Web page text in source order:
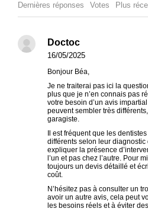
Dernières réponses Votes Plus
Doctoc
16/05/2025
Bonjour Béa,
Je ne traiterai pas ici la
plus que je n’en connais pas
votre besoin d’un avis
peuvent sembler très
garagiste.
Il est fréquent que les
différents selon leur
expliquer la présence
l’un et pas chez l’autre. Pour
toujours un devis détaillé et
coût.
N’hésitez pas à consulter un
avoir un autre avis, cela peut
les besoins réels et à éviter